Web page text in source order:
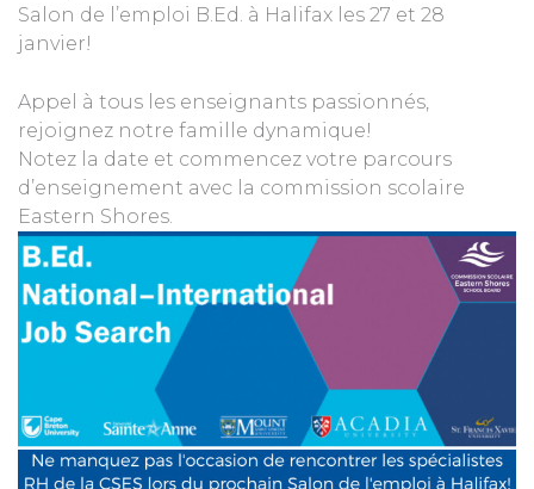
Salon de l’emploi B.Ed. à Halifax les 27 et 28
janvier!
Appel à tous les enseignants passionnés,
rejoignez notre famille dynamique!
Notez la date et commencez votre parcours
d’enseignement avec la commission scolaire
Eastern Shores.